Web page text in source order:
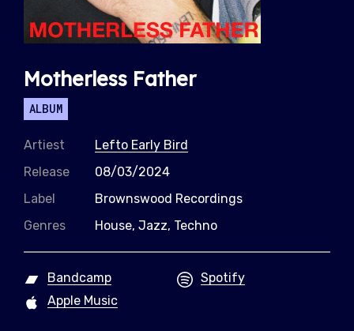
Motherless Father
ALBUM
Artiest
Lefto Early Bird
Release
08/03/2024
Label
Brownswood Recordings
Genres
House, Jazz, Techno
Bandcamp
Spotify
Apple Music